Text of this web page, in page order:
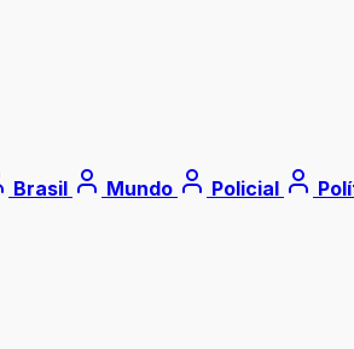
Brasil Mundo Policial